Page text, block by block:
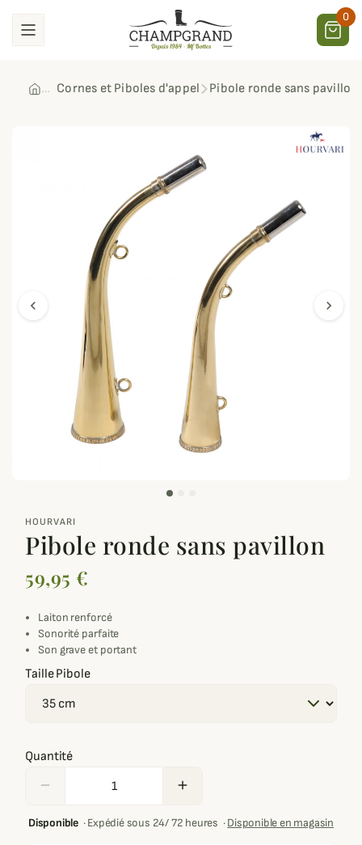
0
Cornes et Piboles d'appel Pibole ronde sans pavillon
chevron_left chevron_right
HOURVARI
Pibole ronde sans pavillon
59,95 €
Laiton renforcé
Sonorité parfaite
Son grave et portant
Taille Pibole
Quantité
remove add
Disponible·Expédié sous 24/ 72 heures ·Disponible en magasin